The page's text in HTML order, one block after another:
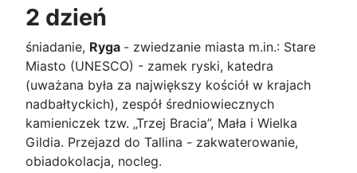
2 dzień
śniadanie, Ryga - zwiedzanie miasta m.in.: Stare
Miasto (UNESCO) - zamek ryski, katedra
(uważana była za największy kościół w krajach
nadbałtyckich), zespół średniowiecznych
kamieniczek tzw. „Trzej Bracia”, Mała i Wielka
Gildia. Przejazd do Tallina - zakwaterowanie,
obiadokolacja, nocleg.